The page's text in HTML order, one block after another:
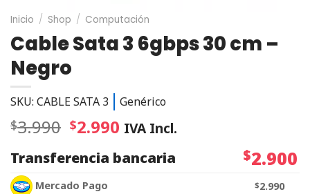
Inicio / Shop / Computación
Cable Sata 3 6gbps 30 cm –
Negro
SKU: CABLE SATA 3 Genérico
$3.990 $2.990 IVA Incl.
Transferencia bancaria
$2.900
Mercado Pago $2.990